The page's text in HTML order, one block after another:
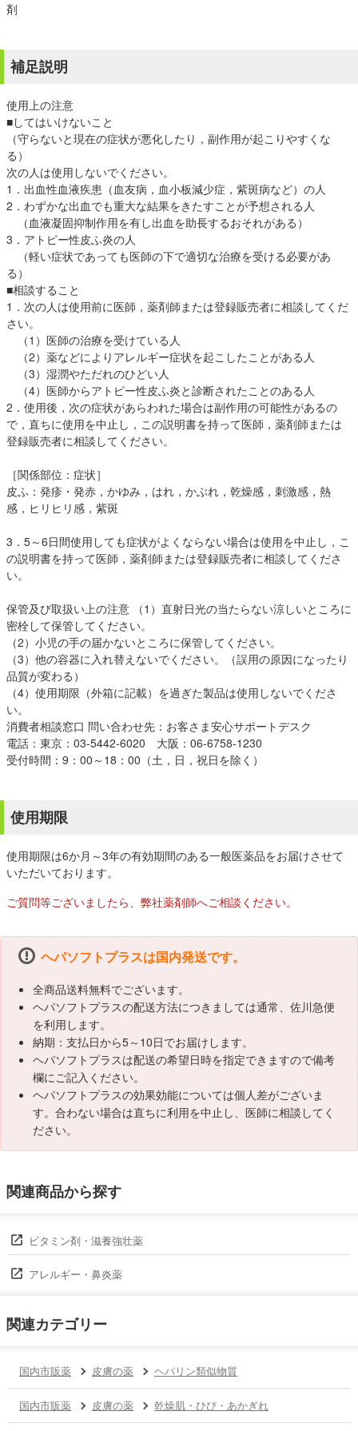
剤
補足説明
使用上の注意
■してはいけないこと
（守らないと現在の症状が悪化したり，副作用が起こりやすくな
る）
次の人は使用しないでください。
1．出血性血液疾患（血友病，血小板減少症，紫斑病など）の人
2．わずかな出血でも重大な結果をきたすことが予想される人
（血液凝固抑制作用を有し出血を助長するおそれがある）
3．アトピー性皮ふ炎の人
（軽い症状であっても医師の下で適切な治療を受ける必要があ
る）
■相談すること
1．次の人は使用前に医師，薬剤師または登録販売者に相談してくだ
さい。
（1）医師の治療を受けている人
（2）薬などによりアレルギー症状を起こしたことがある人
（3）湿潤やただれのひどい人
（4）医師からアトピー性皮ふ炎と診断されたことのある人
2．使用後，次の症状があらわれた場合は副作用の可能性があるの
で，直ちに使用を中止し，この説明書を持って医師，薬剤師または
登録販売者に相談してください。
［関係部位：症状］
皮ふ：発疹・発赤，かゆみ，はれ，かぶれ，乾燥感，刺激感，熱
感，ヒリヒリ感，紫斑
3．5～6日間使用しても症状がよくならない場合は使用を中止し，こ
の説明書を持って医師，薬剤師または登録販売者に相談してくださ
い。
保管及び取扱い上の注意 （1）直射日光の当たらない涼しいところに
密栓して保管してください。
（2）小児の手の届かないところに保管してください。
（3）他の容器に入れ替えないでください。（誤用の原因になったり
品質が変わる）
（4）使用期限（外箱に記載）を過ぎた製品は使用しないでくださ
い。
消費者相談窓口 問い合わせ先：お客さま安心サポートデスク
電話：東京：03-5442-6020 大阪：06-6758-1230
受付時間：9：00～18：00（土，日，祝日を除く）
使用期限
使用期限は6か月～3年の有効期間のある一般医薬品をお届けさせて
いただいております。
ご質問等ございましたら、弊社薬剤師へご相談ください。
ヘパソフトプラスは国内発送です。
全商品送料無料でございます。
ヘパソフトプラスの配送方法につきましては通常、佐川急便
を利用します。
納期：支払日から5～10日でお届けします。
ヘパソフトプラスは配送の希望日時を指定できますので備考
欄にご記入ください。
ヘパソフトプラスの効果効能については個人差がございま
す。合わない場合は直ちに利用を中止し、医師に相談してく
ださい。
関連商品から探す
ビタミン剤・滋養強壮薬
アレルギー・鼻炎薬
関連カテゴリー
国内市販薬 皮膚の薬 ヘパリン類似物質
国内市販薬 皮膚の薬 乾燥肌・ひび・あかぎれ